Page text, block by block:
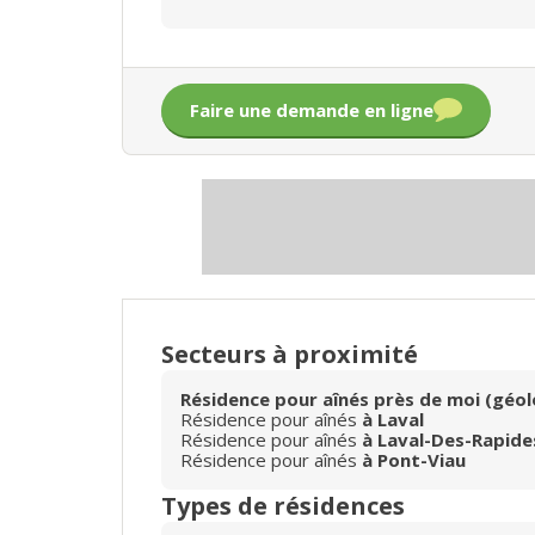
Faire une demande en ligne
Secteurs à proximité
Résidence pour aînés près de moi
Résidence pour aînés à Laval
Résidence pour aînés à Laval-Des-
Résidence pour aînés à Pont-Viau
Types de résidences